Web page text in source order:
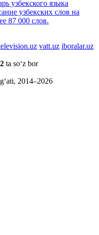
узбекского языка
узбекских слов на
87 000 слов.
vatt.uz iboralar.uz
ta so‘z bor
2014–2026